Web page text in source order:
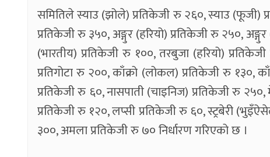
समितिले स्याउ (झोले) प्रतिकेजी रु २६०, स्याउ (फूजी)
प्रतिकेजी रु ३५०, अङ्गुर (हरियो) प्रतिकेजी रु २५०,
(भारतीय) प्रतिकेजी रु १००, तरबुजा (हरियो)
प्रतिगोटा रु २००, काँक्रो (लोकल) प्रतिकेजी रु १३०,
प्रतिकेजी रु ६०, नासपाती (चाइनिज) प्रतिकेजी रु
प्रतिकेजी रु १२०, लप्सी प्रतिकेजी रु ६०, स्ट्रबेरी
३००, अमला प्रतिकेजी रु ७० निर्धारण गरिएको छ ।